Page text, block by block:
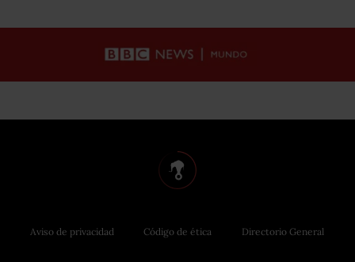
Aviso de privacidad Código de ética Directorio General